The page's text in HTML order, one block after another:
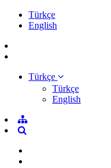
Türkçe
English
Türkçe
Türkçe
English